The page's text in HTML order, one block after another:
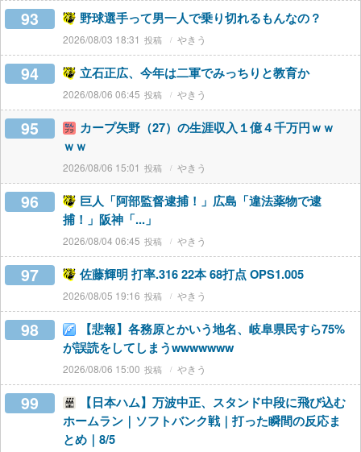
93 野球選手って男一人で乗り切れるもんなの？
2026/08/03 18:31 やきう
94 立石正広、今年は二軍でみっちりと教育か
2026/08/06 06:45 やきう
95
カープ矢野（27）の生涯収入１億４千万円ｗｗ
ｗｗ
2026/08/06 15:01 やきう
96
巨人「阿部監督逮捕！」広島「違法薬物で逮
捕！」阪神「...」
2026/08/04 06:45 やきう
97 佐藤輝明 打率.316 22本 68打点 OPS1.005
2026/08/05 19:16 やきう
98
【悲報】各務原とかいう地名、岐阜県民すら75%
が誤読をしてしまうwwwwwww
2026/08/06 15:00 やきう
99
【日本ハム】万波中正、スタンド中段に飛び込む
ホームラン｜ソフトバンク戦｜打った瞬間の反応ま
とめ｜8/5